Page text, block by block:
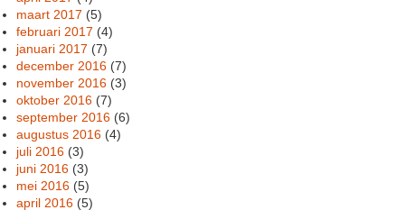
maart 2017 (5)
februari 2017 (4)
januari 2017 (7)
december 2016 (7)
november 2016 (3)
oktober 2016 (7)
september 2016 (6)
augustus 2016 (4)
juli 2016 (3)
juni 2016 (3)
mei 2016 (5)
april 2016 (5)